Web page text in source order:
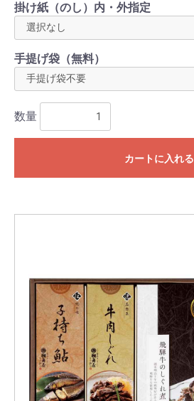
掛け紙（のし）内・外指定
手提げ袋（無料）
数量
カートに入れる